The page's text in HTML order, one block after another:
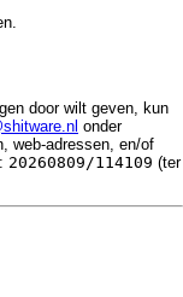
door wilt geven, kun
onder
web-adressen, en/of
20260809/114109 (ter